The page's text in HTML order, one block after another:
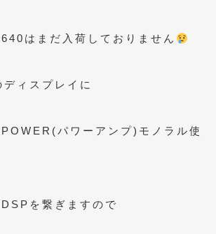
はまだ入荷しておりません
ィスプレイに
パワーアンプ)モノラル使
を繋ぎますので